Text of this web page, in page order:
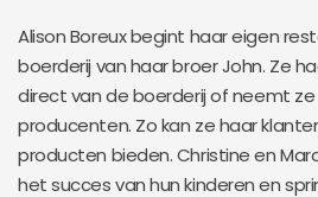
Alison Boreux begint haar eigen
boerderij van haar broer John. Ze
direct van de boerderij of neemt
producenten. Zo kan ze haar
producten bieden. Christine en
het succes van hun kinderen en